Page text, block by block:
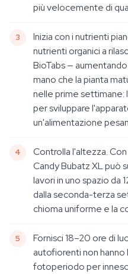
più velocemente di
Inizia con i nutrienti
nutrienti organici a
BioTabs —
mano che la pianta
nelle prime settimane:
per sviluppare
un'alimentazione
Controlla l'altezza.
Candy Bubatz XL può
lavori in uno spazio da
dalla seconda-terza
chioma uniforme e la
Fornisci 18–20 ore di
autofiorenti non hanno
fotoperiodo per